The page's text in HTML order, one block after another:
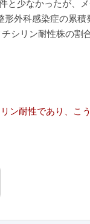
と少なかったが、
外科感染症の累
シリン耐性株の割
ン耐性であり、こ